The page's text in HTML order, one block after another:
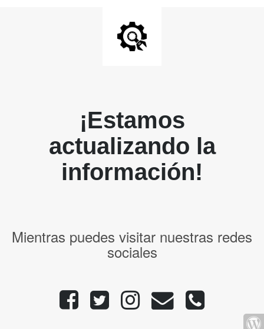
¡Estamos
actualizando la
información!
Mientras puedes visitar nuestras redes
sociales